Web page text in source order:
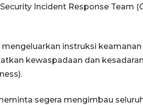
Incident Response Team
instruksi
kewaspadaan dan
segera mengimbau